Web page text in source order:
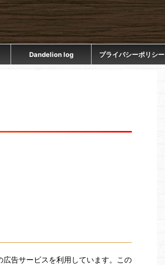
Dandelion log プライバシーポリシー
告サービスを利用しています。この